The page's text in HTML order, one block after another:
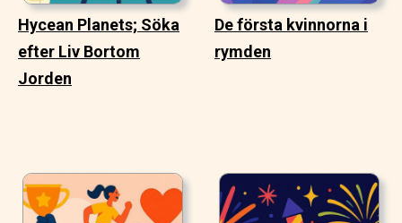
Hycean Planets; Söka
efter Liv Bortom
Jorden
De första kvinnorna i
rymden